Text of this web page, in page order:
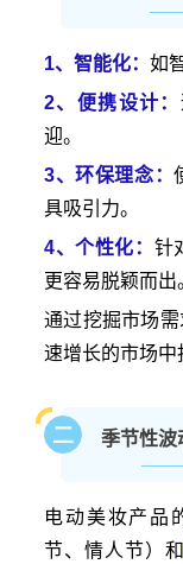
1、智能化： 如
2、便携设计：
迎。
3、环保理念：
具吸引力。
4、个性化： 针
更容易脱颖而出
通过挖掘市场
速增长的市场中
二 季节性波
电动美妆产品
节、情人节）